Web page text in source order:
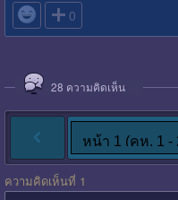
 0
28 ความคิดเห็น
ความคิดเห็นที่ 1